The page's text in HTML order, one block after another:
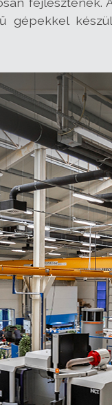
gépekkel